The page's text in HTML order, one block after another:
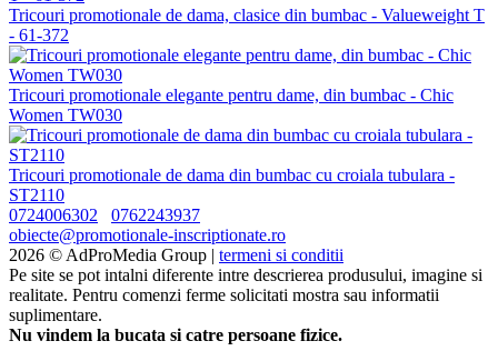
Tricouri promotionale de dama, clasice din bumbac - Valueweight T
- 61-372
Tricouri promotionale elegante pentru dame, din bumbac - Chic
Women TW030
Tricouri promotionale de dama din bumbac cu croiala tubulara -
ST2110
0724006302
0762243937
obiecte@promotionale-inscriptionate.ro
2026 © AdProMedia Group | termeni si conditii
Pe site se pot intalni diferente intre descrierea produsului, imagine si
realitate. Pentru comenzi ferme solicitati mostra sau informatii
suplimentare.
Nu vindem la bucata si catre persoane fizice.